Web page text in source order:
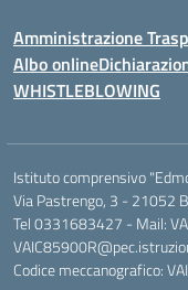
Amministrazione
Albo online
WHISTLEBLOWING
Istituto comprensivo
Via Pastrengo, 3 - 21052
Tel 0331683427 - Mail:
Codice meccanografico: